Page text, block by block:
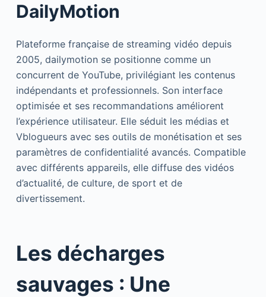
DailyMotion
Plateforme française de streaming vidéo depuis
2005, dailymotion se positionne comme un
concurrent de YouTube, privilégiant les contenus
indépendants et professionnels. Son interface
optimisée et ses recommandations améliorent
l’expérience utilisateur. Elle séduit les médias et
Vblogueurs avec ses outils de monétisation et ses
paramètres de confidentialité avancés. Compatible
avec différents appareils, elle diffuse des vidéos
d’actualité, de culture, de sport et de
divertissement.
Les décharges
sauvages : Une